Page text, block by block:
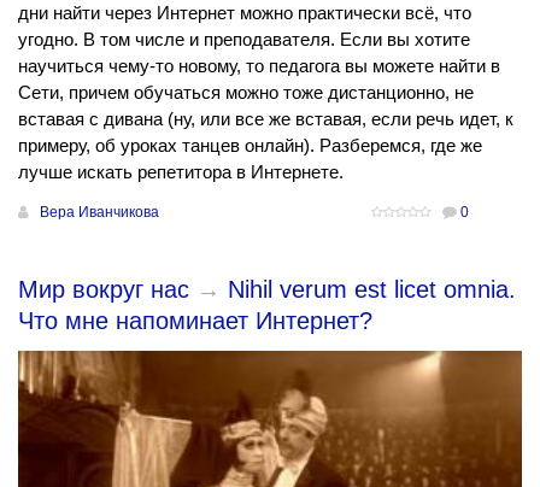
дни найти через Интернет можно практически всё, что
угодно. В том числе и преподавателя. Если вы хотите
научиться чему-то новому, то педагога вы можете найти в
Сети, причем обучаться можно тоже дистанционно, не
вставая с дивана (ну, или все же вставая, если речь идет, к
примеру, об уроках танцев онлайн). Разберемся, где же
лучше искать репетитора в Интернете.
Вера Иванчикова 0
Мир вокруг нас → ​Nihil verum est licet omnia.
Что мне напоминает Интернет?